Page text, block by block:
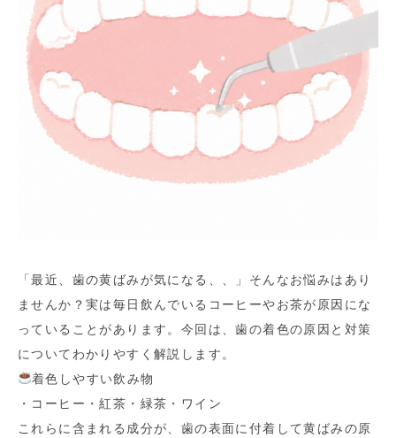
「最近、歯の黄ばみが気になる、、」そんなお悩みはあり
ませんか？実は毎日飲んでいるコーヒーやお茶が原因にな
っていることがあります。今回は、歯の着色の原因と対策
についてわかりやすく解説します。
着色しやすい飲み物
・コーヒー・紅茶・緑茶・ワイン
これらに含まれる成分が、歯の表面に付着して黄ばみの原